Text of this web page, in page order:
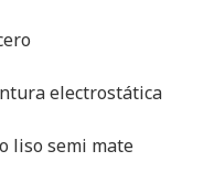
electrostática
liso semi mate